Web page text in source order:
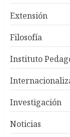
Extensión
Filosofía
Instituto
Investigación
Noticias